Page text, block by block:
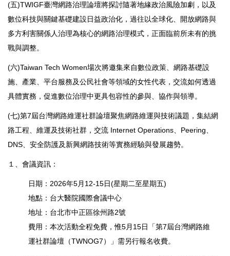
(五)TWIGF臺灣網路治理論壇將探討隨著地緣政治風險加劇，以及
數位科技與關鍵基礎建設日益政治化，過往以全球化、開放網路與
多方利害關係人治理為核心的網路治理模式，正面臨前所未有的挑
戰與調整。
(六)Taiwan Tech Women場次將邀集來自數位政策、網路基礎設
施、產業、平台服務及公民社會等領域的女性代表，交流如何透過
具體實務，促進數位治理中更具包容性的參與、協作與領導。
(七)第7屆台灣網路維運社群論壇聚焦網路維運與技術議題，集結網
路工程、維運及技術社群，交流 Internet Operations、Peering、
DNS、安全防護及新興網路技術等實務經驗與發展趨勢。
１、會議資訊：
日期：2026年5月12-15日(星期二至星期五)
地點：台大醫院國際會議中心
地址：台北市中正區徐州路2號
費用：本次活動全程免費，惟5月15日「第7屆台灣網路維
運社群論壇（TWNOG7）」需另行報名收費。